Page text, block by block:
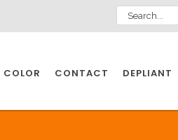
COLOR CONTACT DEPLIANT